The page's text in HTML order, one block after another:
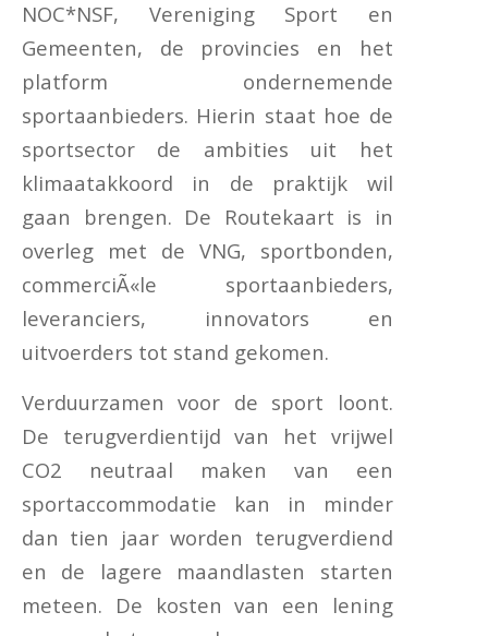
NOC*NSF, Vereniging Sport en
Gemeenten, de provincies en het
platform ondernemende
sportaanbieders. Hierin staat hoe de
sportsector de ambities uit het
klimaatakkoord in de praktijk wil
gaan brengen. De Routekaart is in
overleg met de VNG, sportbonden,
commerciÃ«le sportaanbieders,
leveranciers, innovators en
uitvoerders tot stand gekomen.
Verduurzamen voor de sport loont.
De terugverdientijd van het vrijwel
CO2 neutraal maken van een
sportaccommodatie kan in minder
dan tien jaar worden terugverdiend
en de lagere maandlasten starten
meteen. De kosten van een lening